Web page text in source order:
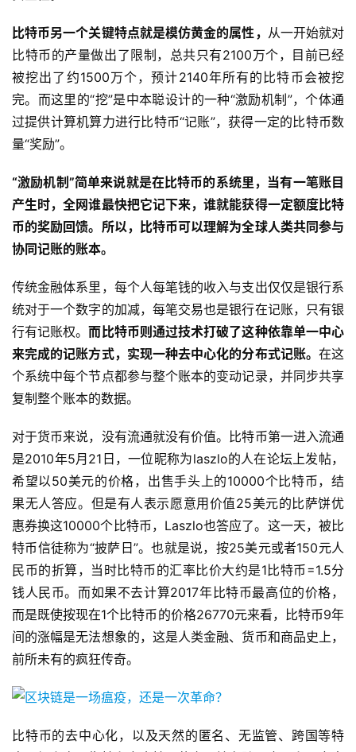
比特币另一个关键特点就是模仿黄金的属性， 从一开始就对
比特币的产量做出了限制，总共只有2100万个，目前已经
被挖出了约1500万个，预计2140年所有的比特币会被挖
完。而这里的“挖”是中本聪设计的一种“激励机制”，个体通
过提供计算机算力进行比特币“记账”，获得一定的比特币数
量“奖励”。
“激励机制”简单来说就是在比特币的系统里，当有一笔账目
产生时，全网谁最快把它记下来，谁就能获得一定额度比特
币的奖励回馈。所以，比特币可以理解为全球人类共同参与
协同记账的账本。
传统金融体系里，每个人每笔钱的收入与支出仅仅是银行系
统对于一个数字的加减，每笔交易也是银行在记账，只有银
行有记账权。而比特币则通过技术打破了这种依靠单一中心
来完成的记账方式，实现一种去中心化的分布式记账。 在这
个系统中每个节点都参与整个账本的变动记录，并同步共享
复制整个账本的数据。
对于货币来说，没有流通就没有价值。比特币第一进入流通
是2010年5月21日，一位昵称为laszlo的人在论坛上发帖，
希望以50美元的价格，出售手头上的10000个比特币，结
果无人答应。但是有人表示愿意用价值25美元的比萨饼优
惠券换这10000个比特币，Laszlo也答应了。这一天，被比
特币信徒称为“披萨日”。也就是说，按25美元或者150元人
民币的折算，当时比特币的汇率比价大约是1比特币=1.5分
钱人民币。而如果不去计算2017年比特币最高位的价格，
而是既使按现在1个比特币的价格26770元来看，比特币9年
间的涨幅是无法想象的，这是人类金融、货币和商品史上，
前所未有的疯狂传奇。
比特币的去中心化，以及天然的匿名、无监管、跨国等特